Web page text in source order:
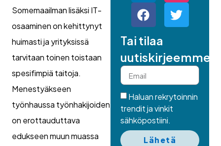
Somemaailman lisäksi IT-
osaaminen on kehittynyt
huimasti ja yrityksissä
tarvitaan toinen toistaan
spesifimpiä taitoja.
Menestyäkseen
työnhaussa työnhakijoiden
on erottauduttava
edukseen muun muassa
Tai tilaa
uutiskirjeemme.
Haluan rekrytoinnin
trendit ja vinkit
sähköpostiini.
Lähetä